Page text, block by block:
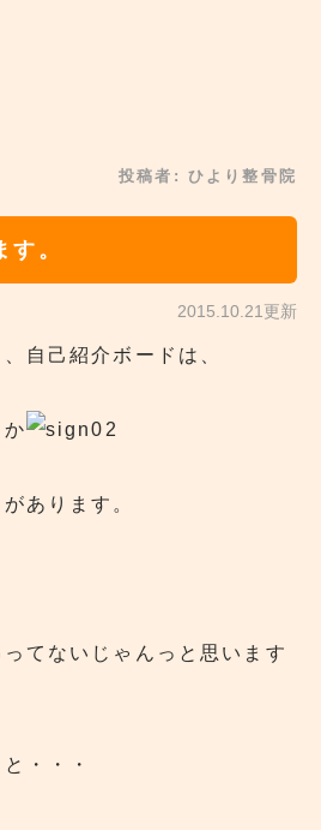
投稿者: ひより整骨院
。
2015.10.21更新
自己紹介ボードは、
あります。
てないじゃんっと思います
・・・